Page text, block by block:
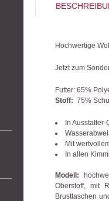
Hochwertige
Jetzt zum
Futter: 65%
Stoff: 75%
In Ausstatter-
Mit
In allen
Modell:
Oberstoff, mit
Brusttaschen